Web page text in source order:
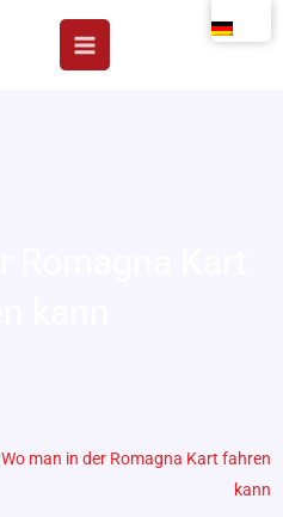
Wo man in der Romagna Kart fahren
kann